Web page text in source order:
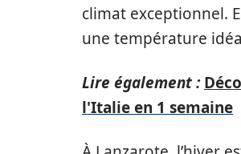
climat exceptionnel.
une température
Lire également :
l'Italie en 1 semaine